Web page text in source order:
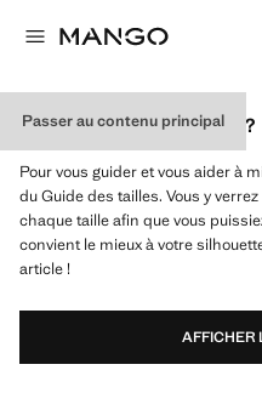
Passer au contenu principal
QUELLE EST MA TAILLE ?
Pour vous guider et vous aider à
du Guide des tailles. Vous y
chaque taille afin que vous
convient le mieux à votre
article !
AFFICHER